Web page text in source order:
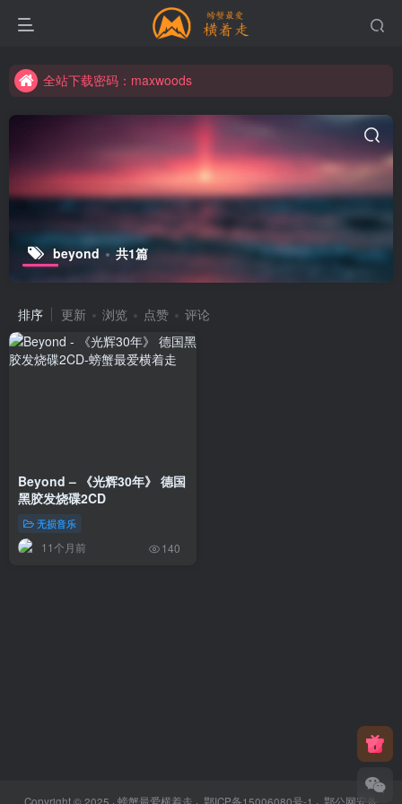
全站下载密码：maxwoods
全站下载密码：maxwoods
beyond 共1篇
排序 更新 浏览 点赞 评论
Beyond – 《光辉30年》 德国
黑胶发烧碟2CD
无损音乐
11个月前 140